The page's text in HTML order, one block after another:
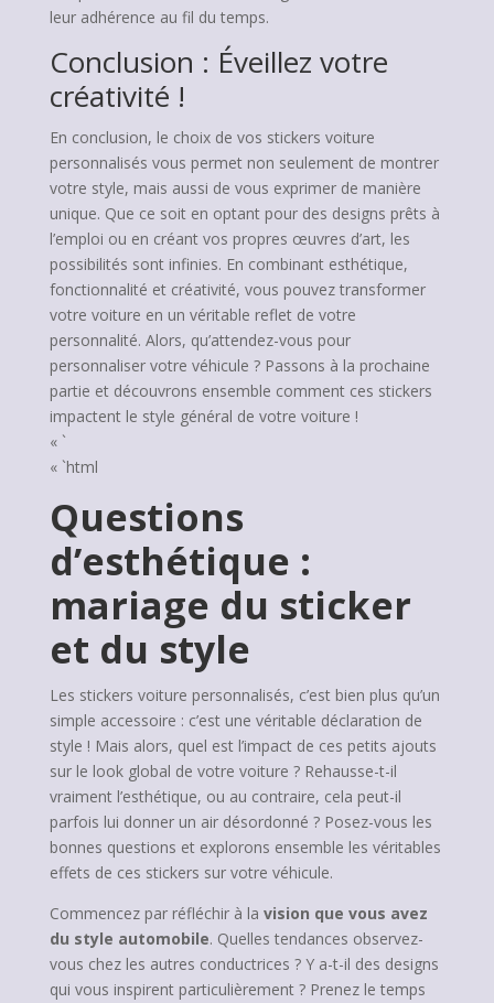
leur adhérence au fil du temps.
Conclusion : Éveillez votre
créativité !
En conclusion, le choix de vos stickers voiture
personnalisés vous permet non seulement de montrer
votre style, mais aussi de vous exprimer de manière
unique. Que ce soit en optant pour des designs prêts à
l’emploi ou en créant vos propres œuvres d’art, les
possibilités sont infinies. En combinant esthétique,
fonctionnalité et créativité, vous pouvez transformer
votre voiture en un véritable reflet de votre
personnalité. Alors, qu’attendez-vous pour
personnaliser votre véhicule ? Passons à la prochaine
partie et découvrons ensemble comment ces stickers
impactent le style général de votre voiture !
« `
« `html
Questions
d’esthétique :
mariage du sticker
et du style
Les stickers voiture personnalisés, c’est bien plus qu’un
simple accessoire : c’est une véritable déclaration de
style ! Mais alors, quel est l’impact de ces petits ajouts
sur le look global de votre voiture ? Rehausse-t-il
vraiment l’esthétique, ou au contraire, cela peut-il
parfois lui donner un air désordonné ? Posez-vous les
bonnes questions et explorons ensemble les véritables
effets de ces stickers sur votre véhicule.
Commencez par réfléchir à la vision que vous avez
du style automobile. Quelles tendances observez-
vous chez les autres conductrices ? Y a-t-il des designs
qui vous inspirent particulièrement ? Prenez le temps